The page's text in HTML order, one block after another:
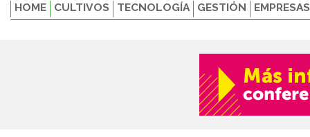
HOME CULTIVOS TECNOLOGÍA GESTIÓN EMPRESAS